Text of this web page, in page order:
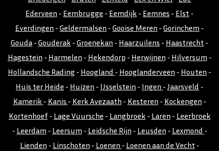
Ederveen - Eembrugge - Eemdijk - Eemnes - Elst -
Everdingen - Geldermalsen - Gooise Meren - Gorinchem -
Gouda - Gouderak - Groenekan - Haarzuilens - Haastrecht -
Hagestein - Harmelen - Hekendorp - Herwijnen - Hilversum -
Hollandsche Rading - Hoogland - Hooglanderveen - Houten -
Huis ter Heide - Huizen - IJsselstein - Ingen - Jaarsveld -
Kamerik - Kanis - Kerk Avezaath - Kesteren - Kockengen -
Kortenhoef- Lage Vuursche - Langbroek - Laren - Leerbroek
- Leerdam - Leersum - Leidsche Rijn - Leusden - Lexmond -
Lienden - Linschoten - Loenen - Loenen aan de Vecht -